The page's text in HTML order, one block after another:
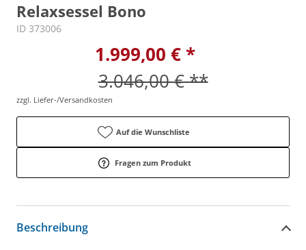
Relaxsessel Bono
ID 373006
1.999,00 € *
3.046,00 € **
zzgl. Liefer-/Versandkosten
Auf die Wunschliste
Fragen zum Produkt
Beschreibung